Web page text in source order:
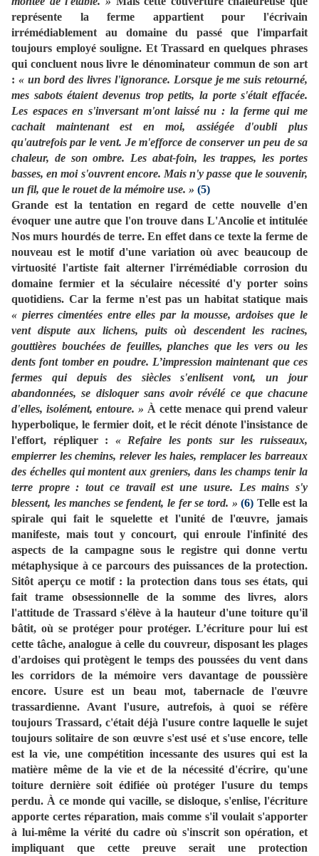
représente la ferme appartient pour l'écrivain
irrémédiablement au domaine du passé que l'imparfait
toujours employé souligne. Et Trassard en quelques phrases
qui concluent nous livre le dénominateur commun de son art
: « un bord des livres l'ignorance. Lorsque je me suis retourné,
mes sabots étaient devenus trop petits, la porte s'était effacée.
Les espaces en s'inversant m'ont laissé nu : la ferme qui me
cachait maintenant est en moi, assiégée d'oubli plus
qu'autrefois par le vent. Je m'efforce de conserver un peu de sa
chaleur, de son ombre. Les abat-foin, les trappes, les portes
basses, en moi s'ouvrent encore. Mais n'y passe que le souvenir,
un fil, que le rouet de la mémoire use. » (5)
Grande est la tentation en regard de cette nouvelle d'en
évoquer une autre que l'on trouve dans L'Ancolie et intitulée
Nos murs hourdés de terre. En effet dans ce texte la ferme de
nouveau est le motif d'une variation où avec beaucoup de
virtuosité l'artiste fait alterner l'irrémédiable corrosion du
domaine fermier et la séculaire nécessité d'y porter soins
quotidiens. Car la ferme n'est pas un habitat statique mais
« pierres cimentées entre elles par la mousse, ardoises que le
vent dispute aux lichens, puits où descendent les racines,
gouttières bouchées de feuilles, planches que les vers ou les
dents font tomber en poudre. L’impression maintenant que ces
fermes qui depuis des siècles s'enlisent vont, un jour
abandonnées, se disloquer sans avoir révélé ce que chacune
d'elles, isolément, entoure. » À cette menace qui prend valeur
hyperbolique, le fermier doit, et le récit dénote l'insistance de
l'effort, répliquer : « Refaire les ponts sur les ruisseaux,
empierrer les chemins, relever les haies, remplacer les barreaux
des échelles qui montent aux greniers, dans les champs tenir la
terre propre : tout ce travail est une usure. Les mains s'y
blessent, les manches se fendent, le fer se tord. » (6) Telle est la
spirale qui fait le squelette et l'unité de l'œuvre, jamais
manifeste, mais tout y concourt, qui enroule l'infinité des
aspects de la campagne sous le registre qui donne vertu
métaphysique à ce parcours des puissances de la protection.
Sitôt aperçu ce motif : la protection dans tous ses états, qui
fait trame obsessionnelle de la somme des livres, alors
l'attitude de Trassard s'élève à la hauteur d'une toiture qu'il
bâtit, où se protéger pour protéger. L’écriture pour lui est
cette tâche, analogue à celle du couvreur, disposant les plages
d'ardoises qui protègent le temps des poussées du vent dans
les corridors de la mémoire vers davantage de poussière
encore. Usure est un beau mot, tabernacle de l'œuvre
trassardienne. Avant l'usure, autrefois, à quoi se réfère
toujours Trassard, c'était déjà l'usure contre laquelle le sujet
toujours solitaire de son œuvre s'est usé et s'use encore, telle
est la vie, une compétition incessante des usures qui est la
matière même de la vie et de la nécessité d'écrire, qu'une
toiture dernière soit édifiée où protéger l'usure du temps
perdu. À ce monde qui vacille, se disloque, s'enlise, l'écriture
apporte certes réparation, mais comme s'il voulait s'apporter
à lui-même la vérité du cadre où s'inscrit son opération, et
impliquant que cette preuve serait une protection